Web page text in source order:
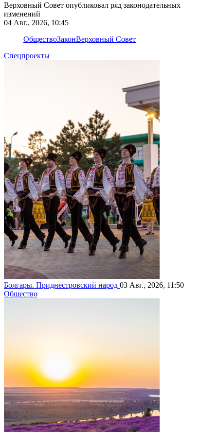
Верховный Совет опубликовал ряд законодательных
изменений
04 Авг., 2026, 10:45
ОбществоЗаконВерховный Совет
Спецпроекты
Болгары. Приднестровский народ 03 Авг., 2026, 11:50
Общество